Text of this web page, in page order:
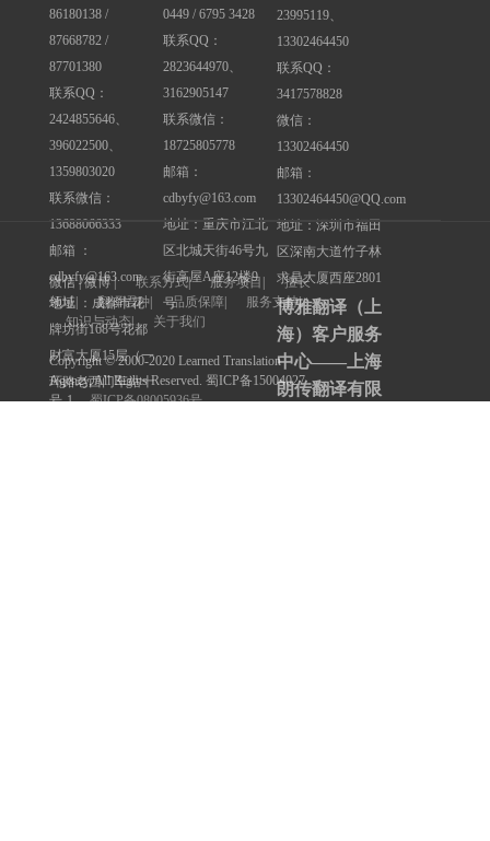
86180138 /
87668782 /
87701380
联系QQ：
2424855646、
396022500、
1359803020
联系微信：
13688066333
邮箱 ：
cdbyfy@163.com
地址 ：成都市花
牌坊街168号花都
财富大厦15层（一
环路老西门车站十
0449 / 6795 3428
联系QQ：
2823644970、
3162905147
联系微信：
18725805778
邮箱：
cdbyfy@163.com
地址：重庆市江北
区北城天街46号九
街高屋A座12楼9
号
23995119、
13302464450
联系QQ：
3417578828
微信：
13302464450
邮箱：
13302464450@QQ.com
地址：深圳市福田
区深南大道竹子林
求是大厦西座2801
博雅翻译（上
海）客户服务
中心——上海
朗传翻译有限
微信 | 微博 | 联系方式| 服务项目
擅长
领域| 翻译语种| 品质保障 服务支持|
知识与动态| 关于我们
Copyright © 2000-2020 Learned Translation
Agency, All Rights Reserved. 蜀ICP备15004027
号-1
蜀ICP备08005936号